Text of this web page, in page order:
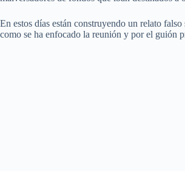
En estos días están construyendo un relato
como se ha enfocado la reunión y por el guión